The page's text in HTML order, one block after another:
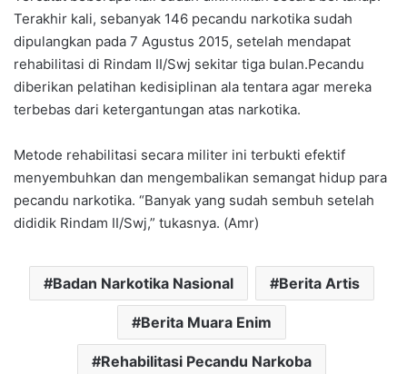
Terakhir kali, sebanyak 146 pecandu narkotika sudah
dipulangkan pada 7 Agustus 2015, setelah mendapat
rehabilitasi di Rindam II/Swj sekitar tiga bulan.Pecandu
diberikan pelatihan kedisiplinan ala tentara agar mereka
terbebas dari ketergantungan atas narkotika.
Metode rehabilitasi secara militer ini terbukti efektif
menyembuhkan dan mengembalikan semangat hidup para
pecandu narkotika. “Banyak yang sudah sembuh setelah
dididik Rindam II/Swj,” tukasnya. (Amr)
Badan Narkotika Nasional Berita Artis
Berita Muara Enim
Rehabilitasi Pecandu Narkoba